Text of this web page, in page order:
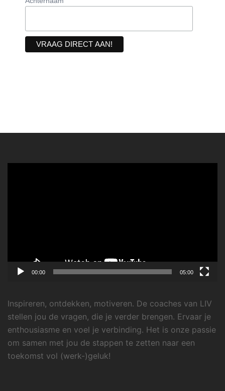
00:00 05:00
Inspireren, ontdekken, motiveren. De coaches van LIV
stellen jou de vragen, die je verder brengen. Ervaar je
enthousiasme en voel je verbinding. Het is onze passie
om samen met jou de stappen te zetten naar een
toekomst vol (werk-)geluk!